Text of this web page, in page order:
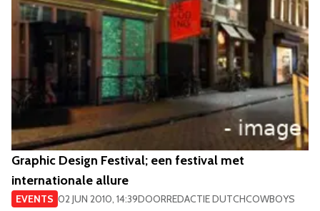
Graphic Design Festival; een festival met
internationale allure
EVENTS 02 JUN 2010, 14:39DOORREDACTIE DUTCHCOWBOYS